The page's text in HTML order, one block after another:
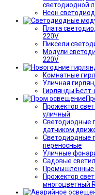
светодиодной
Неон
Плата
220V
Пиксели
Модули
220V
Комнатные
Уличная
Гирлянды Белт-
Прожектор
уличный
Светодиодные
датчиком
Светодиодные
переносные
Уличные
Садовые
Промышленные
Прожектор
многоцветный